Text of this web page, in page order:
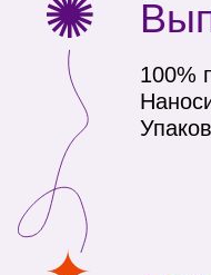
Политика
конфиденциальности
© 2025 Все права
защищены.
hefiprint@yandex.ru
ИП Холудинцева И.И.,
ИНН 246111111131